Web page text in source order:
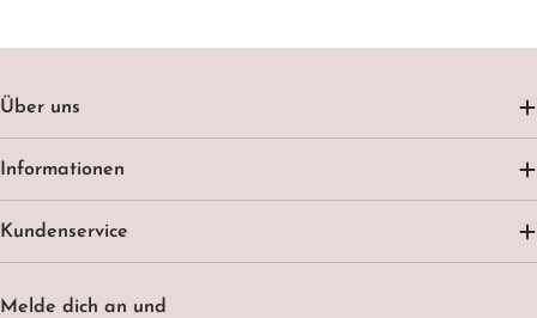
Melde dich an und
Über uns
Informationen
Kundenservice